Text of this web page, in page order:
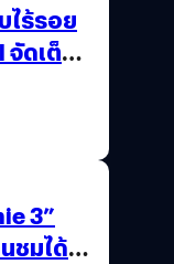
ไร้รอย
จัดเต็ม
3”
ชมได้